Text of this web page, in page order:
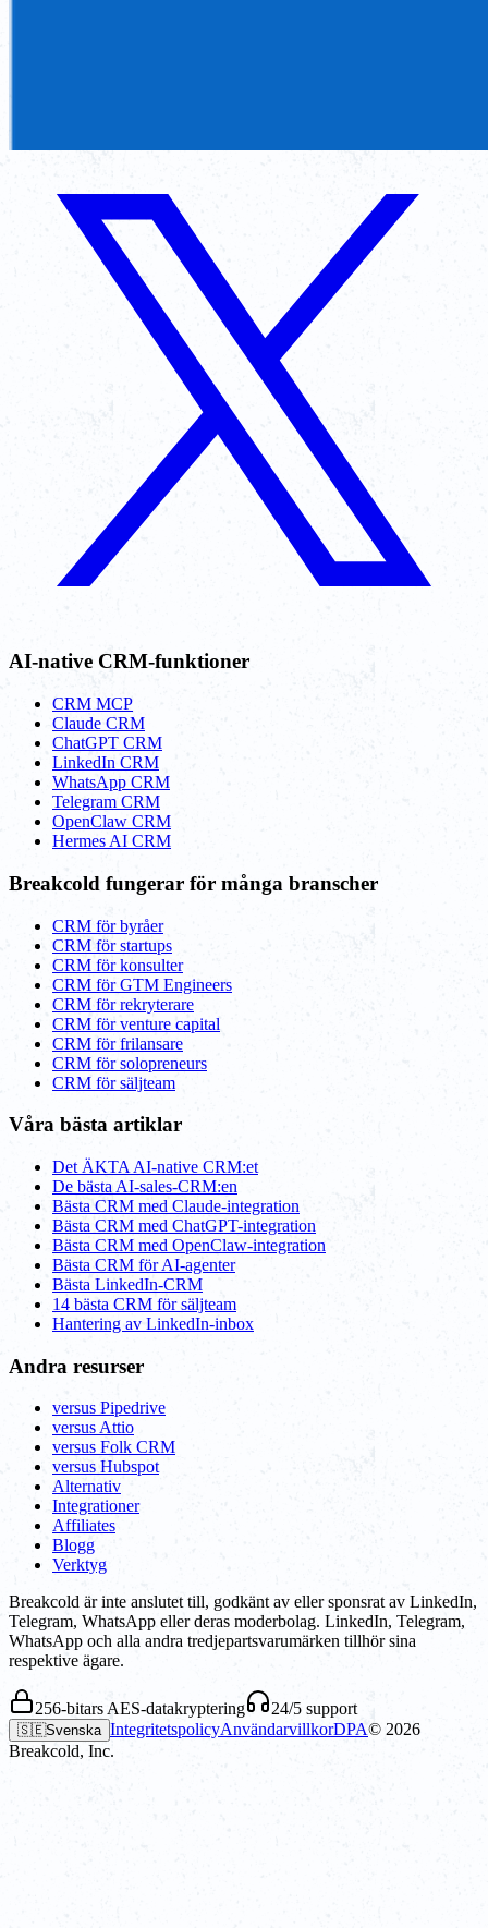
AI-native CRM-funktioner
CRM MCP
Claude CRM
ChatGPT CRM
LinkedIn CRM
WhatsApp CRM
Telegram CRM
OpenClaw CRM
Hermes AI CRM
Breakcold fungerar för många branscher
CRM för byråer
CRM för startups
CRM för konsulter
CRM för GTM Engineers
CRM för rekryterare
CRM för venture capital
CRM för frilansare
CRM för solopreneurs
CRM för säljteam
Våra bästa artiklar
Det ÄKTA AI-native CRM:et
De bästa AI-sales-CRM:en
Bästa CRM med Claude-integration
Bästa CRM med ChatGPT-integration
Bästa CRM med OpenClaw-integration
Bästa CRM för AI-agenter
Bästa LinkedIn-CRM
14 bästa CRM för säljteam
Hantering av LinkedIn-inbox
Andra resurser
versus Pipedrive
versus Attio
versus Folk CRM
versus Hubspot
Alternativ
Integrationer
Affiliates
Blogg
Verktyg
Breakcold är inte anslutet till, godkänt av eller sponsrat av LinkedIn,
Telegram, WhatsApp eller deras moderbolag. LinkedIn, Telegram,
WhatsApp och alla andra tredjepartsvarumärken tillhör sina
respektive ägare.
256-bitars AES-datakryptering 24/5 support
🇸🇪Svenska IntegritetspolicyAnvändarvillkorDPA© 2026
Breakcold, Inc.